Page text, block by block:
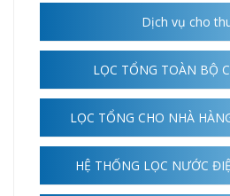
Dịch vụ cho
LỌC TỔNG TOÀN BỘ
LỌC TỔNG CHO NHÀ
HỆ THỐNG LỌC NƯỚC